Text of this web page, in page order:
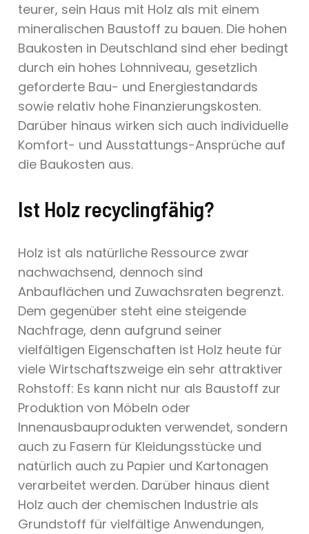
teurer, sein Haus mit Holz als mit einem
mineralischen Baustoff zu bauen. Die hohen
Baukosten in Deutschland sind eher bedingt
durch ein hohes Lohnniveau, gesetzlich
geforderte Bau- und Energiestandards
sowie relativ hohe Finanzierungskosten.
Darüber hinaus wirken sich auch individuelle
Komfort- und Ausstattungs-Ansprüche auf
die Baukosten aus.
Ist Holz recyclingfähig?
Holz ist als natürliche Ressource zwar
nachwachsend, dennoch sind
Anbauflächen und Zuwachsraten begrenzt.
Dem gegenüber steht eine steigende
Nachfrage, denn aufgrund seiner
vielfältigen Eigenschaften ist Holz heute für
viele Wirtschaftszweige ein sehr attraktiver
Rohstoff: Es kann nicht nur als Baustoff zur
Produktion von Möbeln oder
Innenausbauprodukten verwendet, sondern
auch zu Fasern für Kleidungsstücke und
natürlich auch zu Papier und Kartonagen
verarbeitet werden. Darüber hinaus dient
Holz auch der chemischen Industrie als
Grundstoff für vielfältige Anwendungen,